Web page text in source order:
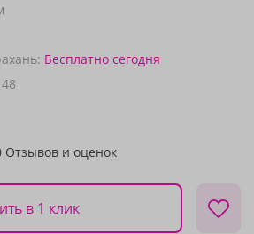
Бесплатно сегодня
48
Отзывов и оценок
в 1 клик